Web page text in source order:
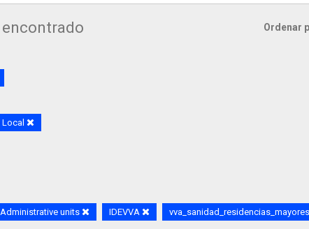
Ordenar
Administrative units IDEVVA